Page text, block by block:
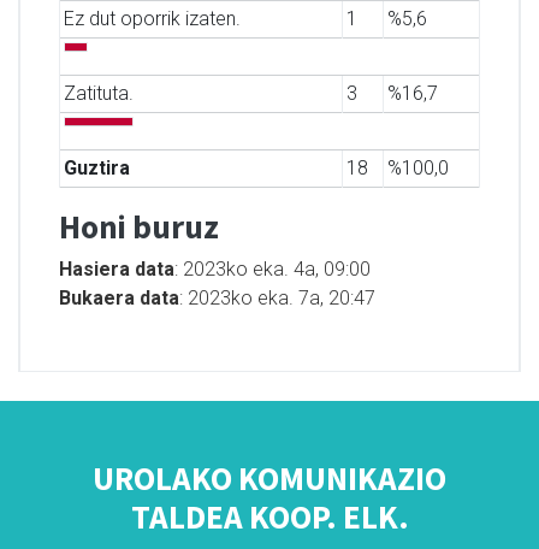
Ez dut oporrik izaten. 1 %5,6
Zatituta. 3 %16,7
Guztira 18 %100,0
Honi buruz
Hasiera data: 2023ko eka. 4a, 09:00
Bukaera data: 2023ko eka. 7a, 20:47
UROLAKO KOMUNIKAZIO
TALDEA KOOP. ELK.